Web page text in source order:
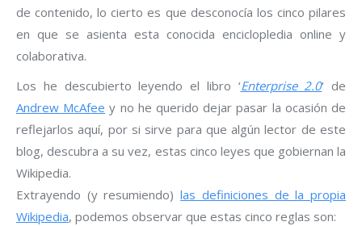
de contenido, lo cierto es que desconocía los cinco pilares
en que se asienta esta conocida enciclopledia online y
colaborativa.
Los he descubierto leyendo el libro ‘Enterprise 2.0‘ de
Andrew McAfee y no he querido dejar pasar la ocasión de
reflejarlos aquí, por si sirve para que algún lector de este
blog, descubra a su vez, estas cinco leyes que gobiernan la
Wikipedia.
Extrayendo (y resumiendo)las definiciones de la propia
Wikipedia, podemos observar que estas cinco reglas son: